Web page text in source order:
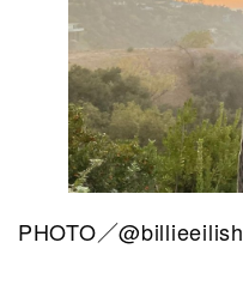
PHOTO／@billieeilish